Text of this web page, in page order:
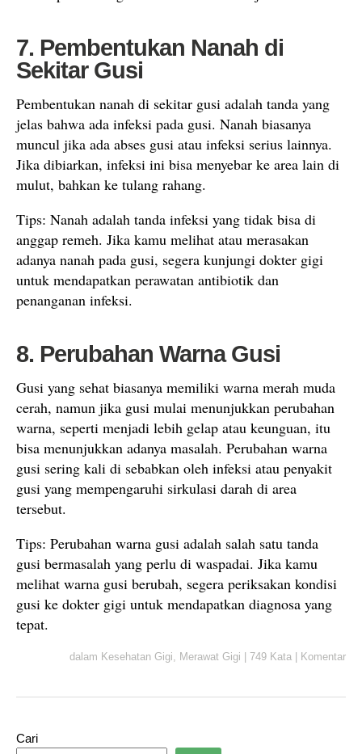
7. Pembentukan Nanah di
Sekitar Gusi
Pembentukan nanah di sekitar gusi adalah tanda yang
jelas bahwa ada infeksi pada gusi. Nanah biasanya
muncul jika ada abses gusi atau infeksi serius lainnya.
Jika dibiarkan, infeksi ini bisa menyebar ke area lain di
mulut, bahkan ke tulang rahang.
Tips: Nanah adalah tanda infeksi yang tidak bisa di
anggap remeh. Jika kamu melihat atau merasakan
adanya nanah pada gusi, segera kunjungi dokter gigi
untuk mendapatkan perawatan antibiotik dan
penanganan infeksi.
8. Perubahan Warna Gusi
Gusi yang sehat biasanya memiliki warna merah muda
cerah, namun jika gusi mulai menunjukkan perubahan
warna, seperti menjadi lebih gelap atau keunguan, itu
bisa menunjukkan adanya masalah. Perubahan warna
gusi sering kali di sebabkan oleh infeksi atau penyakit
gusi yang mempengaruhi sirkulasi darah di area
tersebut.
Tips: Perubahan warna gusi adalah salah satu tanda
gusi bermasalah yang perlu di waspadai. Jika kamu
melihat warna gusi berubah, segera periksakan kondisi
gusi ke dokter gigi untuk mendapatkan diagnosa yang
tepat.
dalam Kesehatan Gigi Merawat Gigi | 749 Kata | Komentar
Cari